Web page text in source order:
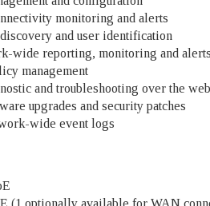
monitoring and alerts
and user identification
wide reporting, monitoring and alerts
management
and troubleshooting over the web
upgrades and security patches
wide event logs
(1 optionally available for WAN